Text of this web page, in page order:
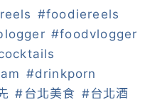
#foodiereels
#foodvlogger
#drinkporn
#台北美食 #台北酒